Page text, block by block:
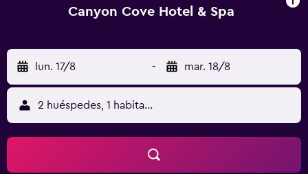
limpieza todos los días. En el alojamiento hay piscina al
practicar las actividades de ocio y esparcimiento que se
indican más abajo en las instalaciones o cerca del
alojamiento (es posible que se aplique un recargo).
Canyon Cove Hotel & Spa
lun. 17/8 - mar. 18/8
2 huéspedes, 1 habitación